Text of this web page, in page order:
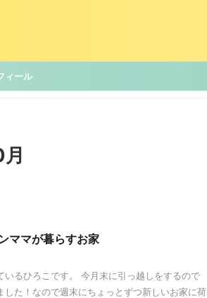
ィール
ママが暮らすお家
いるひろこです。 今月末に引っ越しをするので
た！なので週末にちょっとずつ新しいお家に荷